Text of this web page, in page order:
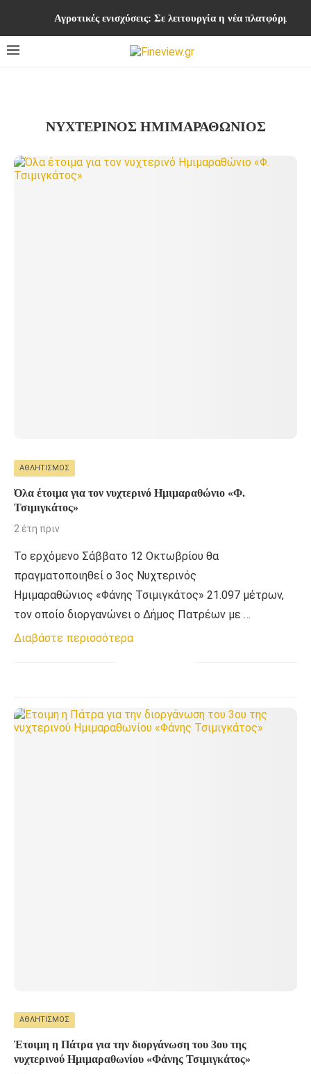
Αγροτικές ενισχύσεις: Σε λειτουργία η νέα πλατφόρμα
ΝΥΧΤΕΡΙΝΟΣ ΗΜΙΜΑΡΑΘΩΝΙΟΣ
ΑΘΛΗΤΙΣΜΌΣ
Όλα έτοιμα για τον νυχτερινό Ημιμαραθώνιο «Φ.
Τσιμιγκάτος»
2 έτη πριν
Το ερχόμενο Σάββατο 12 Οκτωβρίου θα
πραγματοποιηθεί ο 3ος Νυχτερινός
Ημιμαραθώνιος «Φάνης Τσιμιγκάτος» 21.097 μέτρων,
τον οποίο διοργανώνει ο Δήμος Πατρέων με …
Διαβάστε περισσότερα
ΑΘΛΗΤΙΣΜΌΣ
Έτοιμη η Πάτρα για την διοργάνωση του 3ου της
νυχτερινού Ημιμαραθωνίου «Φάνης Τσιμιγκάτος»